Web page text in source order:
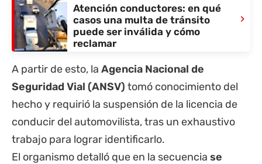
Atención conductores: en qué
casos una multa de tránsito
puede ser inválida y cómo
reclamar
›
A partir de esto, la Agencia Nacional de
Seguridad Vial (ANSV) tomó conocimiento del
hecho y requirió la suspensión de la licencia de
conducir del automovilista, tras un exhaustivo
trabajo para lograr identificarlo.
El organismo detalló que en la secuencia se